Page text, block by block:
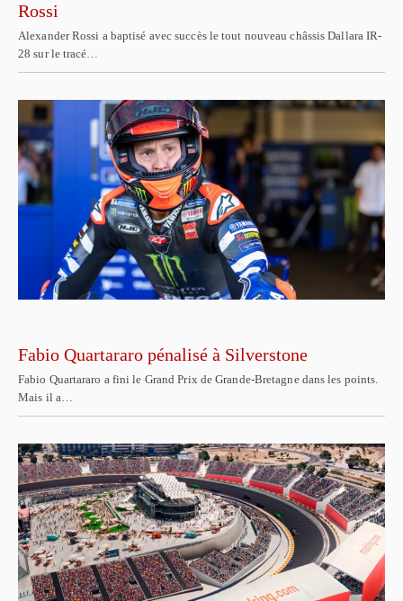
Rossi
Alexander Rossi a baptisé avec succès le tout nouveau châssis Dallara IR-
28 sur le tracé…
Fabio Quartararo pénalisé à Silverstone
Fabio Quartararo a fini le Grand Prix de Grande-Bretagne dans les points.
Mais il a…